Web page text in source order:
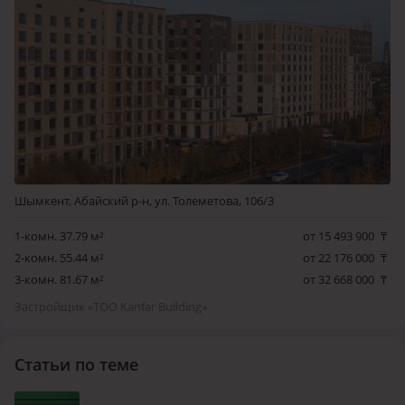
Шымкент, Абайский р-н, ул. Толеметова, 106/3
1-комн. 37.79 м² от 15 493 900 ₸
2-комн. 55.44 м²
от 22 176 000 ₸
3-комн. 81.67 м²
от 32 668 000 ₸
Статьи по теме